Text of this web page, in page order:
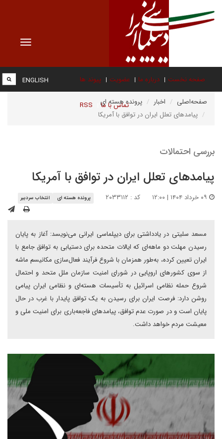
Toggle
صفحه نخست درباره ما عضویت پیوند ها
تماس با ما RSS
ENGLISH
صفحه‌اصلی اخبار
پرونده هسته ای
پیامدهای تعلل ایران در توافق با آمریکا
بررسی احتمالات
پیامدهای تعلل ایران در توافق با آمریکا
کد : ۲۰۳۳۱۱۲ پرونده هسته ای انتخاب سردبیر
مسعد سلیتی در یادداشتی برای دیپلماسی ایرانی می‌نویسد: آغاز به پایان
رسیدن مهلت دو ماهه‌ای که ایالات متحده برای دستیابی به توافق جامع با
ایران تعیین کرده، به‌طور همزمان با شروع فرآیند فعال‌سازی مکانیسم ماشه
از سوی کشورهای اروپایی در شورای امنیت سازمان ملل متحد و احتمال
شروع حمله نظامی اسرائیل به تأسیسات هسته‌ای و نظامی ایران پیامی
روشن دارد: فرصت ایران برای رسیدن به یک توافق پایدار با غرب در حال
پایان است و در صورت عدم توافق، پیامدهای فاجعه‌باری برای امنیت ملی و
معیشت مردم خواهد داشت.